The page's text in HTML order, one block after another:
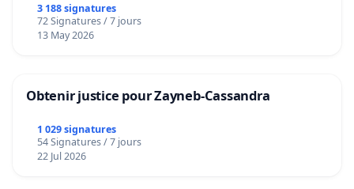
3 188 signatures
72 Signatures / 7 jours
13 May 2026
Obtenir justice pour Zayneb-Cassandra
1 029 signatures
54 Signatures / 7 jours
22 Jul 2026